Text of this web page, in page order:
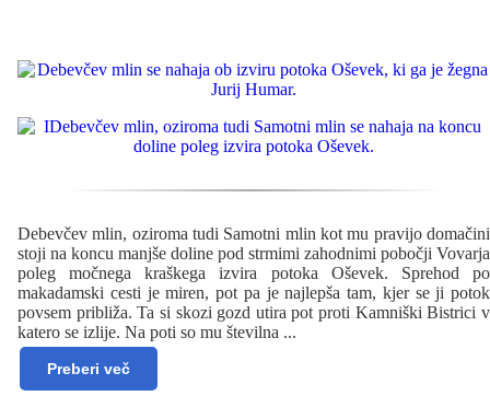
Debevčev mlin, oziroma tudi Samotni mlin kot mu pravijo domačini
stoji na koncu manjše doline pod strmimi zahodnimi pobočji Vovarja
poleg močnega kraškega izvira potoka Oševek. Sprehod po
makadamski cesti je miren, pot pa je najlepša tam, kjer se ji potok
povsem približa. Ta si skozi gozd utira pot proti Kamniški Bistrici v
katero se izlije. Na poti so mu številna ...
Preberi več